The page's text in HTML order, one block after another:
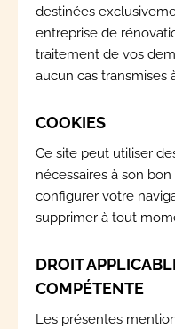
destinées
entreprise de
traitement de vos
aucun cas transmises
COOKIES
Ce site peut utiliser
nécessaires à son
configurer votre
supprimer à tout
DROIT
COMPÉTENTE
Les présentes